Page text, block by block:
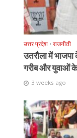
उत्तर प्रदेश • राजनीती
उतरौला में
गरीब और युवाओं
3 weeks ago